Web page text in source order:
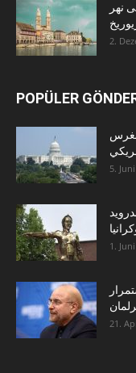
نهر
2.
POPÜLER
5.
1.
21.